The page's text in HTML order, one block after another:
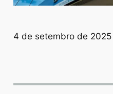
4 de setembro de 2025